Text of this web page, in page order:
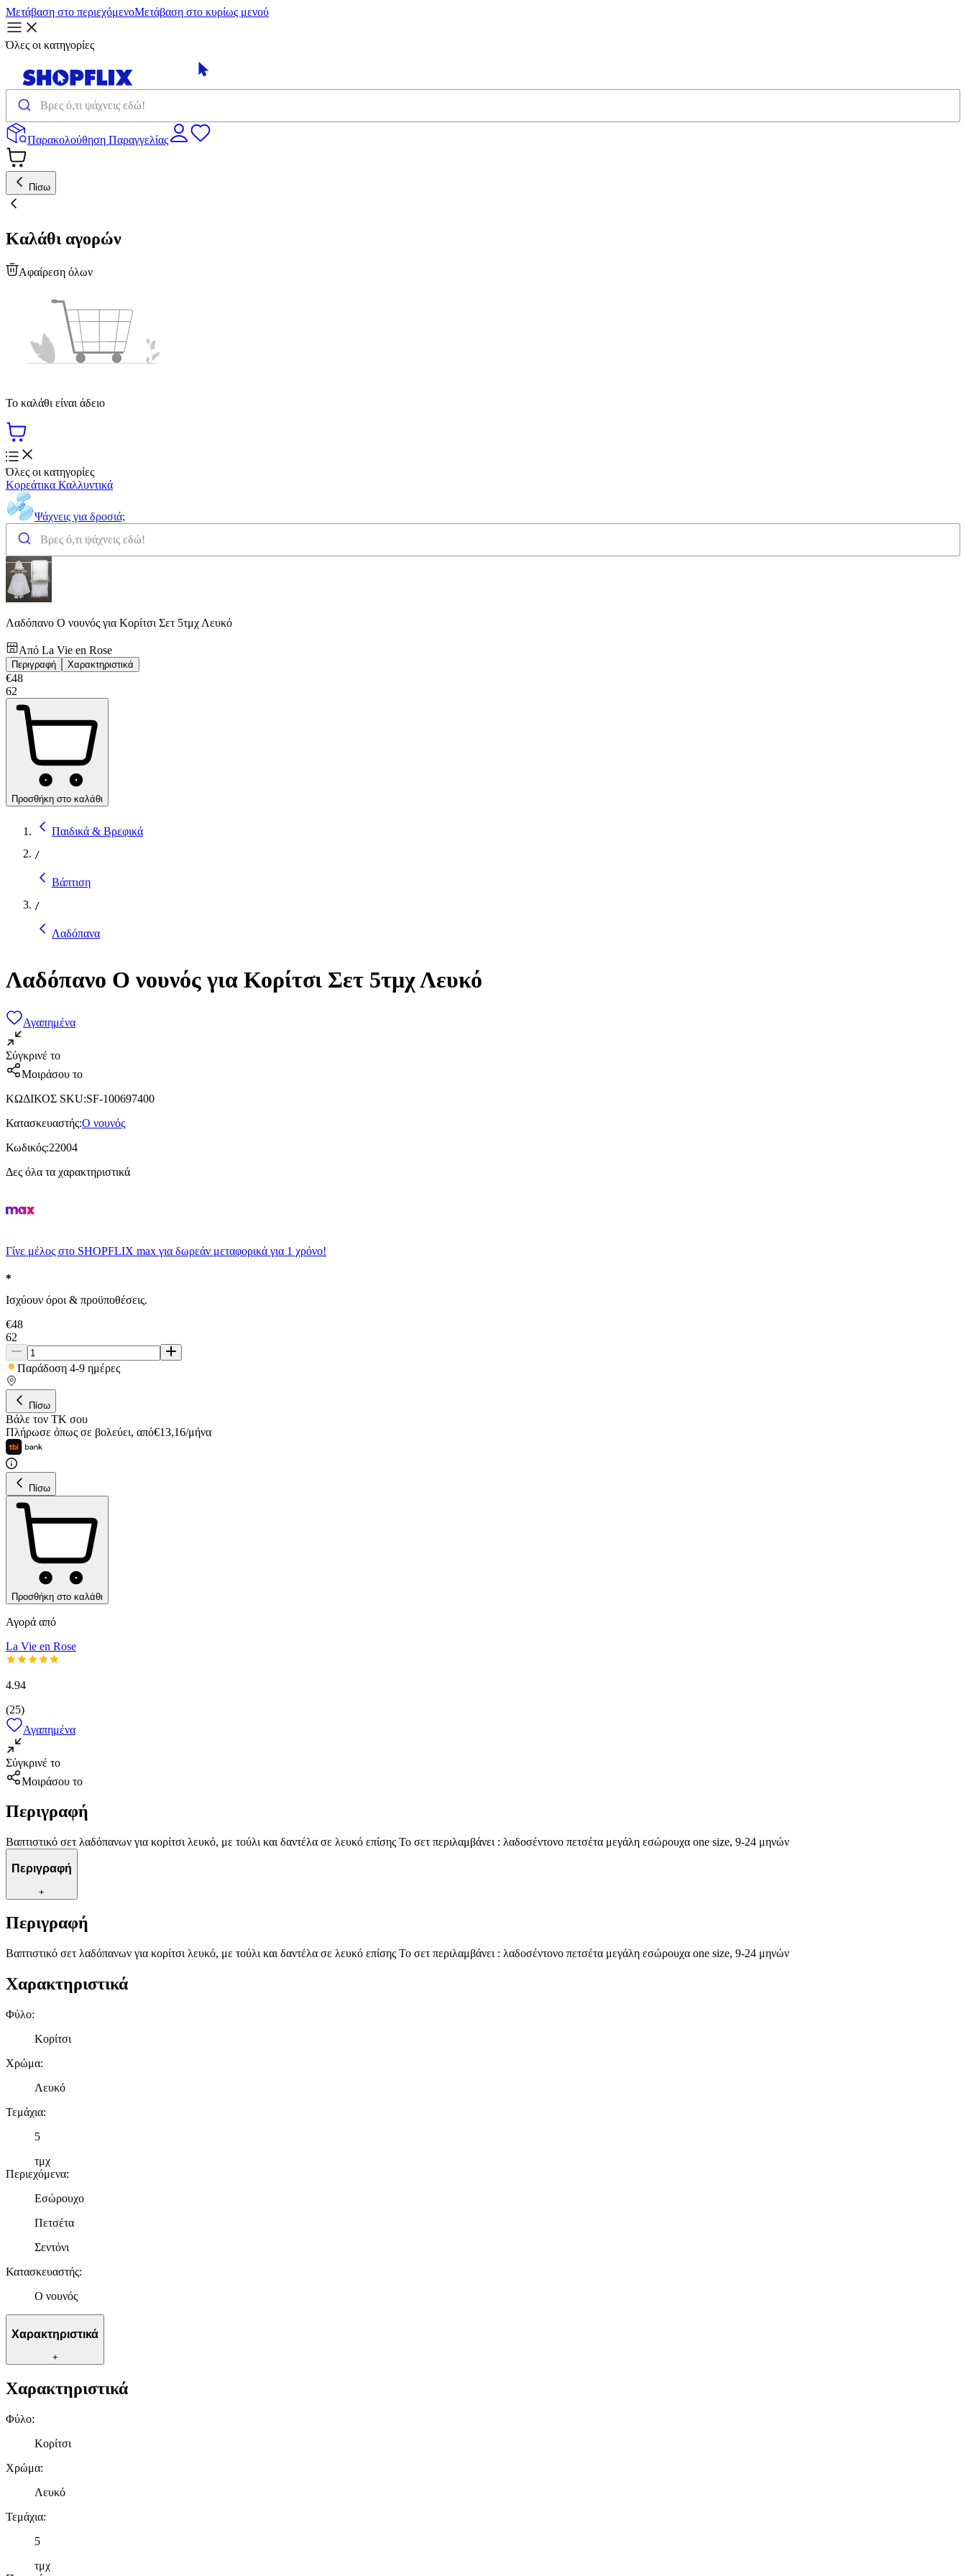
Μετάβαση στο περιεχόμενοΜετάβαση στο κυρίως μενού
Όλες οι κατηγορίες
Παρακολούθηση Παραγγελίας
Πίσω
Καλάθι αγορών
Αφαίρεση όλων
Το καλάθι είναι άδειο
Όλες οι κατηγορίες
Κορεάτικα Καλλυντικά
Ψάχνεις για δροσιά;
Λαδόπανο Ο νουνός για Κορίτσι Σετ 5τμχ Λευκό
Από La Vie en Rose
Περιγραφή Χαρακτηριστικά
€48
62
Προσθήκη στο καλάθι
Παιδικά & Βρεφικά
/
Βάπτιση
/
Λαδόπανα
Λαδόπανο Ο νουνός για Κορίτσι Σετ 5τμχ Λευκό
Αγαπημένα
Σύγκρινέ το
Μοιράσου το
ΚΩΔΙΚΟΣ SKU:SF-100697400
Κατασκευαστής:Ο νουνός
Κωδικός:22004
Δες όλα τα χαρακτηριστικά
Γίνε μέλος στο SHOPFLIX max για δωρεάν μεταφορικά για 1 χρόνο!
Ισχύουν όροι & προϋποθέσεις.
€48
62
Παράδοση 4-9 ημέρες
Πίσω
Βάλε τον ΤΚ σου
Πλήρωσε όπως σε βολεύει, από€13,16/μήνα
Πίσω
Προσθήκη στο καλάθι
Αγορά από
La Vie en Rose
4.94
(25)
Αγαπημένα
Σύγκρινέ το
Μοιράσου το
Περιγραφή
Βαπτιστικό σετ λαδόπανων για κορίτσι λευκό, με τούλι και δαντέλα σε λευκό επίσης Το σετ περιλαμβάνει : λαδοσέντονο πετσέτα μεγάλη εσώρουχα one size, 9-24 μηνών
Περιγραφή
+
Περιγραφή
Βαπτιστικό σετ λαδόπανων για κορίτσι λευκό, με τούλι και δαντέλα σε λευκό επίσης Το σετ περιλαμβάνει : λαδοσέντονο πετσέτα μεγάλη εσώρουχα one size, 9-24 μηνών
Χαρακτηριστικά
Φύλο:
Κορίτσι
Χρώμα:
Λευκό
Τεμάχια:
5
τμχ
Περιεχόμενα:
Εσώρουχο
Πετσέτα
Σεντόνι
Κατασκευαστής:
Ο νουνός
Χαρακτηριστικά
+
Χαρακτηριστικά
Φύλο:
Κορίτσι
Χρώμα:
Λευκό
Τεμάχια:
5
τμχ